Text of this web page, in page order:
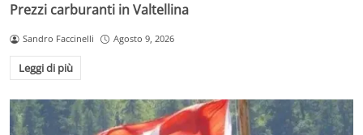
Prezzi carburanti in Valtellina
Sandro Faccinelli Agosto 9, 2026
Leggi di più